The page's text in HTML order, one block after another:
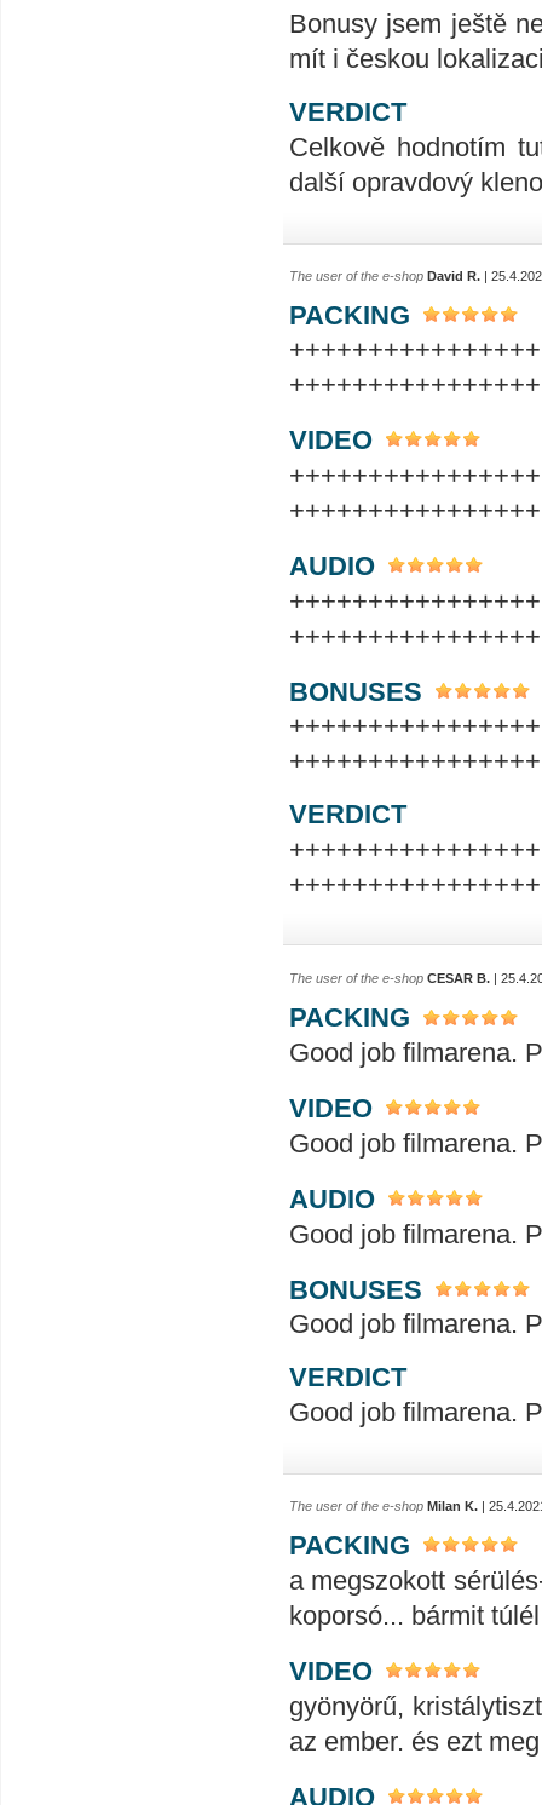
Bonusy jsem ještě
mít i českou
VERDICT
Celkově hodnotím
další opravdový
The user of the e-shop David R. |
PACKING
VIDEO
AUDIO
BONUSES
VERDICT
The user of the e-shop CESAR B. |
PACKING
Good job filmarena.
VIDEO
Good job filmarena.
AUDIO
Good job filmarena.
BONUSES
Good job filmarena.
VERDICT
Good job filmarena.
The user of the e-shop Milan K. |
PACKING
a megszokott
koporsó... bármit
VIDEO
gyönyörű,
az ember. és ezt
AUDIO